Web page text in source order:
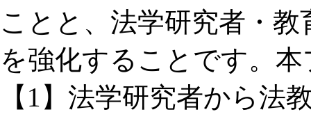
ことと、法学研究者・
を強化することです。
【1】法学研究者から法